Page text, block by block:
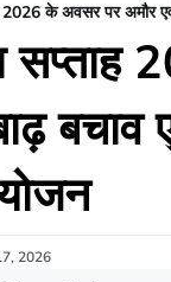
2026 के अवसर पर
बचाव
2026